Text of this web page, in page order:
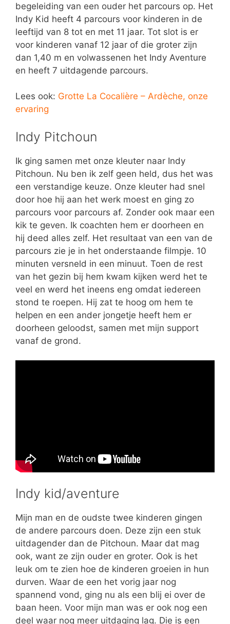
begeleiding van een ouder het parcours op. Het
Indy Kid heeft 4 parcours voor kinderen in de
leeftijd van 8 tot en met 11 jaar. Tot slot is er
voor kinderen vanaf 12 jaar of die groter zijn
dan 1,40 m en volwassenen het Indy Aventure
en heeft 7 uitdagende parcours.
Lees ook: Grotte La Cocalière – Ardèche, onze
ervaring
Indy Pitchoun
Ik ging samen met onze kleuter naar Indy
Pitchoun. Nu ben ik zelf geen held, dus het was
een verstandige keuze. Onze kleuter had snel
door hoe hij aan het werk moest en ging zo
parcours voor parcours af. Zonder ook maar een
kik te geven. Ik coachten hem er doorheen en
hij deed alles zelf. Het resultaat van een van de
parcours zie je in het onderstaande filmpje. 10
minuten versneld in een minuut. Toen de rest
van het gezin bij hem kwam kijken werd het te
veel en werd het ineens eng omdat iedereen
stond te roepen. Hij zat te hoog om hem te
helpen en een ander jongetje heeft hem er
doorheen geloodst, samen met mijn support
vanaf de grond.
Indy kid/aventure
Mijn man en de oudste twee kinderen gingen
de andere parcours doen. Deze zijn een stuk
uitdagender dan de Pitchoun. Maar dat mag
ook, want ze zijn ouder en groter. Ook is het
leuk om te zien hoe de kinderen groeien in hun
durven. Waar de een het vorig jaar nog
spannend vond, ging nu als een blij ei over de
baan heen. Voor mijn man was er ook nog een
deel waar nog meer uitdaging lag. Die is een